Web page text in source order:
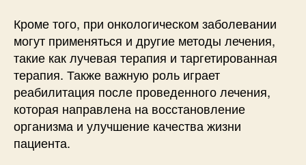
Кроме того, при онкологическом заболевании
могут применяться и другие методы лечения,
такие как лучевая терапия и таргетированная
терапия. Также важную роль играет
реабилитация после проведенного лечения,
которая направлена на восстановление
организма и улучшение качества жизни
пациента.